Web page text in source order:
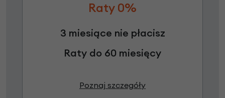
Raty 0%
3 miesiące nie płacisz
Raty do 60 miesięcy
Poznaj szczegóły